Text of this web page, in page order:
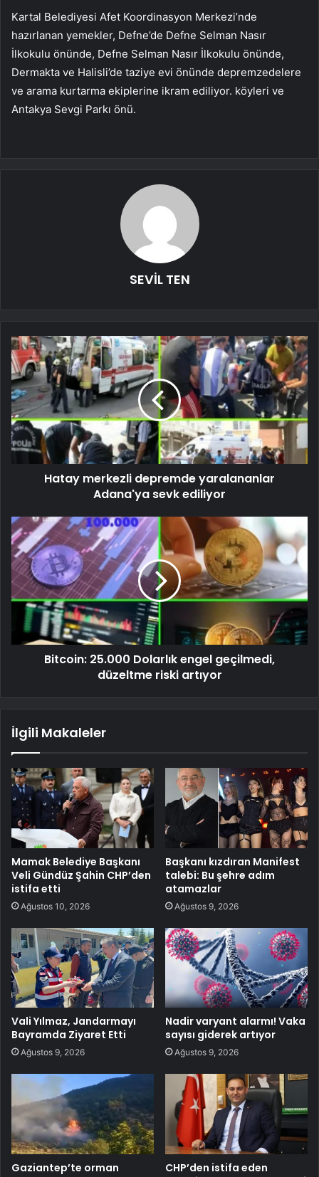
Kartal Belediyesi Afet Koordinasyon Merkezi’nde
hazırlanan yemekler, Defne’de Defne Selman Nasır
İlkokulu önünde, Defne Selman Nasır İlkokulu önünde,
Dermakta ve Halisli’de taziye evi önünde depremzedelere
ve arama kurtarma ekiplerine ikram ediliyor. köyleri ve
Antakya Sevgi Parkı önü.
SEVİL TEN
Hatay merkezli depremde yaralananlar
Adana'ya sevk ediliyor
Bitcoin: 25.000 Dolarlık engel geçilmedi,
düzeltme riski artıyor
İlgili Makaleler
Mamak Belediye Başkanı
Veli Gündüz Şahin CHP’den
istifa etti
Ağustos 10, 2026
Başkanı kızdıran Manifest
talebi: Bu şehre adım
atamazlar
Ağustos 9, 2026
Vali Yılmaz, Jandarmayı
Bayramda Ziyaret Etti
Ağustos 9, 2026
Nadir varyant alarmı! Vaka
sayısı giderek artıyor
Ağustos 9, 2026
Gaziantep’te orman
CHP’den istifa eden